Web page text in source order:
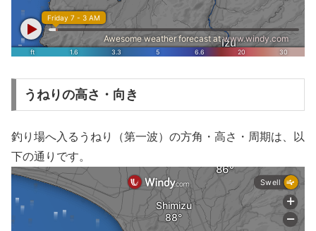
うねりの高さ・向き
釣り場へ入るうねり（第一波）の方角・高さ・周期は、以
下の通りです。